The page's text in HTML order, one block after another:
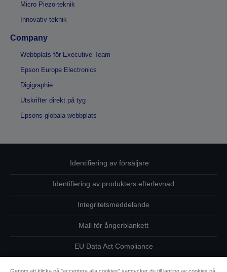
Micro Piezo-teknik
Innovativ teknik
Company
Webbplats för Executive Team
Epson Europe Electronics
Digigraphie
Utskrifter direkt på tyg
Epsons globala webbplats
Identifiering av försäljare
Identifiering av produkters efterlevnad
Integritetsmeddelande
Mall för ångerblankett
EU Data Act Compliance
Kontakta oss angående dina uppgifter